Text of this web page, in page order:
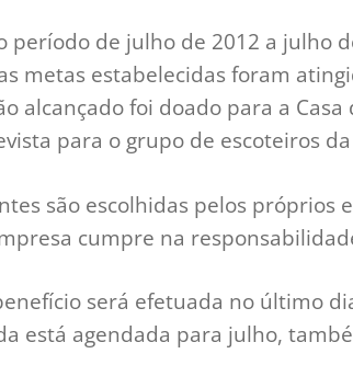
período de julho de 2012 a julho
metas estabelecidas foram
alcançado foi doado para a Casa
para o grupo de escoteiros
são escolhidas pelos próprios
cumpre na
será efetuada no último
está agendada para julho,